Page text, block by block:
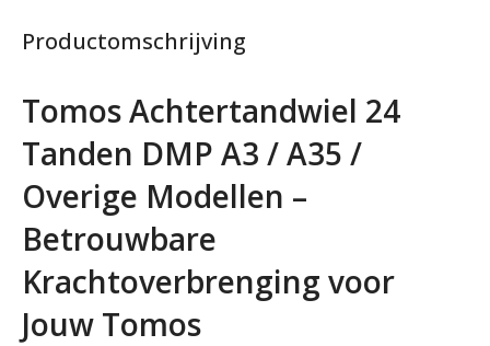
Productomschrijving
Tomos Achtertandwiel 24
Tanden DMP A3 / A35 /
Overige Modellen –
Betrouwbare
Krachtoverbrenging voor
Jouw Tomos